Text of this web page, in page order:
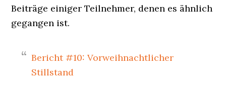
Beiträge einiger Teilnehmer, denen es ähnlich
gegangen ist.
Bericht #10: Vorweihnachtlicher
Stillstand